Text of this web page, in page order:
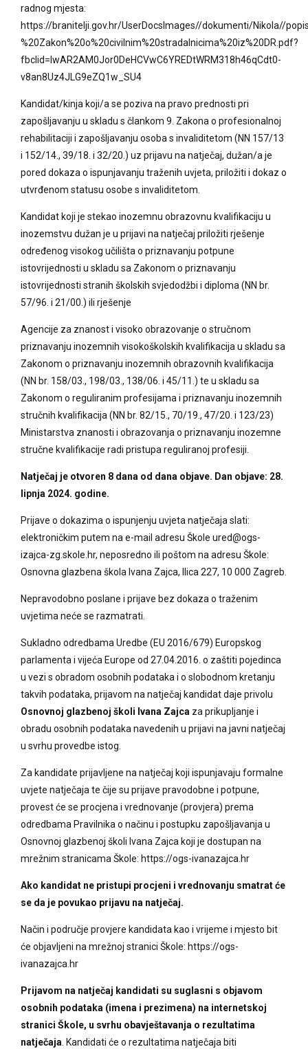
radnog mjesta:
https://branitelji.gov.hr/UserDocsImages//dokumenti/Nikola//
%20Zakon%20o%20civilnim%20stradalnicima%20iz%20DR.pdf?
fbclid=IwAR2AM0Jor0DeHCVwC6YREDtWRM318h46qCdt0-
v8an8Uz4JLG9eZQ1w_SU4
Kandidat/kinja koji/a se poziva na pravo prednosti pri
zapošljavanju u skladu s člankom 9. Zakona o profesionalnoj
rehabilitaciji i zapošljavanju osoba s invaliditetom (NN 157/13
i 152/14., 39/18. i 32/20.) uz prijavu na natječaj, dužan/a je
pored dokaza o ispunjavanju traženih uvjeta, priložiti i dokaz o
utvrđenom statusu osobe s invaliditetom.
Kandidat koji je stekao inozemnu obrazovnu kvalifikaciju u
inozemstvu dužan je u prijavi na natječaj priložiti rješenje
određenog visokog učilišta o priznavanju potpune
istovrijednosti u skladu sa Zakonom o priznavanju
istovrijednosti stranih školskih svjedodžbi i diploma (NN br.
57/96. i 21/00.) ili rješenje
Agencije za znanost i visoko obrazovanje o stručnom
priznavanju inozemnih visokoškolskih kvalifikacija u skladu sa
Zakonom o priznavanju inozemnih obrazovnih kvalifikacija
(NN br. 158/03., 198/03., 138/06. i 45/11.) te u skladu sa
Zakonom o reguliranim profesijama i priznavanju inozemnih
stručnih kvalifikacija (NN br. 82/15., 70/19., 47/20. i 123/23)
Ministarstva znanosti i obrazovanja o priznavanju inozemne
stručne kvalifikacije radi pristupa reguliranoj profesiji.
Natječaj je otvoren 8 dana od dana objave. Dan objave: 28.
lipnja 2024. godine.
Prijave o dokazima o ispunjenju uvjeta natječaja slati:
elektroničkim putem na e-mail adresu Škole ured@ogs-
izajca-zg.skole.hr, neposredno ili poštom na adresu Škole:
Osnovna glazbena škola Ivana Zajca, Ilica 227, 10 000 Zagreb.
Nepravodobno poslane i prijave bez dokaza o traženim
uvjetima neće se razmatrati.
Sukladno odredbama Uredbe (EU 2016/679) Europskog
parlamenta i vijeća Europe od 27.04.2016. o zaštiti pojedinca
u vezi s obradom osobnih podataka i o slobodnom kretanju
takvih podataka, prijavom na natječaj kandidat daje privolu
Osnovnoj glazbenoj školi Ivana Zajca za prikupljanje i
obradu osobnih podataka navedenih u prijavi na javni natječaj
u svrhu provedbe istog.
Za kandidate prijavljene na natječaj koji ispunjavaju formalne
uvjete natječaja te čije su prijave pravodobne i potpune,
provest će se procjena i vrednovanje (provjera) prema
odredbama Pravilnika o načinu i postupku zapošljavanja u
Osnovnoj glazbenoj školi Ivana Zajca koji je dostupan na
mrežnim stranicama Škole: https://ogs-ivanazajca.hr
Ako kandidat ne pristupi procjeni i vrednovanju smatrat će
se da je povukao prijavu na natječaj.
Način i područje provjere kandidata kao i vrijeme i mjesto bit
će objavljeni na mrežnoj stranici Škole: https://ogs-
ivanazajca.hr
Prijavom na natječaj kandidati su suglasni s objavom
osobnih podataka (imena i prezimena) na internetskoj
stranici Škole, u svrhu obavještavanja o rezultatima
natječaja . Kandidati će o rezultatima natječaja biti